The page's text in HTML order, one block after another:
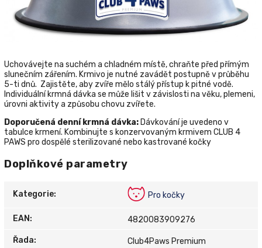
Uchovávejte na suchém a chladném místě, chraňte před přímým
slunečním zářením. Krmivo je nutné zavádět postupně v průběhu
5-ti dnů. Zajistěte, aby zvíře mělo stálý přístup k pitné vodě.
Individuální krmná dávka se může lišit v závislosti na věku, plemeni,
úrovni aktivity a způsobu chovu zvířete.
Doporučená denní krmná dávka: Dávkování je uvedeno v
tabulce krmení. Kombinujte s konzervovaným krmivem CLUB 4
PAWS pro dospělé sterilizované nebo kastrované kočky
Doplňkové parametry
Kategorie: Pro kočky
EAN : 4820083909276
Řada: Club4Paws Premium